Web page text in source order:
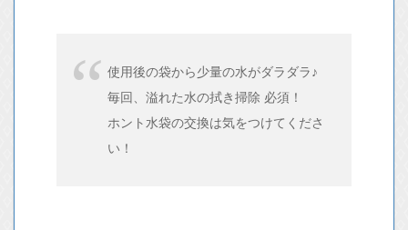
使用後の袋から少量の水がダラダラ♪
毎回、溢れた水の拭き掃除 必須！
ホント水袋の交換は気をつけてくださ
い！